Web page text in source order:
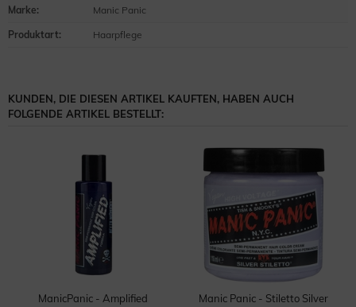
Marke: Manic Panic
Produktart: Haarpflege
KUNDEN, DIE DIESEN ARTIKEL KAUFTEN, HABEN AUCH
FOLGENDE ARTIKEL BESTELLT:
ManicPanic - Amplified
Manic Panic - Stiletto Silver